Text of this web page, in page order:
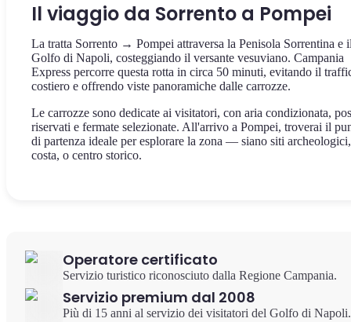
Il viaggio da Sorrento a Pompei
La tratta Sorrento → Pompei attraversa la Penisola Sorrentina e
Golfo di Napoli, costeggiando il versante vesuviano. Campania
Express percorre questa rotta in circa 50 minuti, evitando il
costiero e offrendo viste panoramiche dalle carrozze.
Le carrozze sono dedicate ai visitatori, con aria condizionata,
riservati e fermate selezionate. All'arrivo a Pompei, troverai il
di partenza ideale per esplorare la zona — siano siti archeologici,
costa, o centro storico.
Operatore certificato
Servizio turistico riconosciuto dalla Regione Campania.
Servizio premium dal 2008
Più di 15 anni al servizio dei visitatori del Golfo di Napoli.